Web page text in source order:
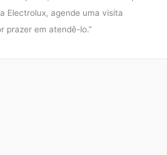
Electrolux, agende uma visita
prazer em atendê-lo.”